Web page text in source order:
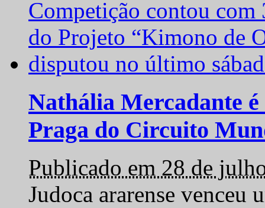
Nathália Mercadante
Praga do Circuito
Publicado em 28 de
Judoca ararense venceu